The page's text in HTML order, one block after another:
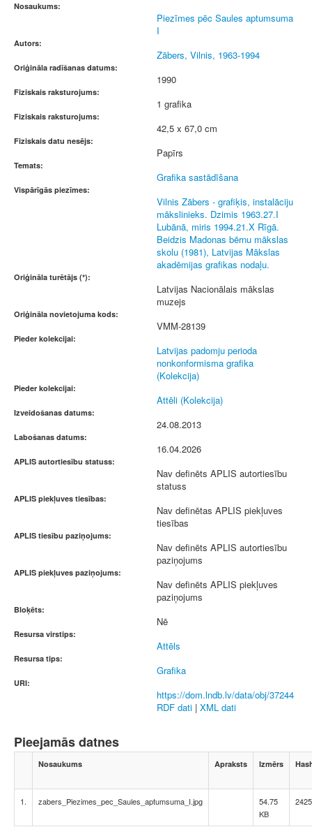
Nosaukums:
Piezīmes pēc Saules aptumsuma
I
Autors:
Zābers, Vilnis, 1963-1994
Oriģināla radīšanas datums:
1990
Fiziskais raksturojums:
1 grafika
Fiziskais raksturojums:
42,5 x 67,0 cm
Fiziskais datu nesējs:
Papīrs
Temats:
Grafika sastādīšana
Vispārīgās piezīmes:
Vilnis Zābers - grafiķis, instalāciju
mākslinieks. Dzimis 1963.27.I
Lubānā, miris 1994.21.X Rīgā.
Beidzis Madonas bērnu mākslas
skolu (1981), Latvijas Mākslas
akadēmijas grafikas nodaļu.
Oriģināla turētājs (*):
Latvijas Nacionālais mākslas
muzejs
Oriģināla novietojuma kods:
VMM-28139
Pieder kolekcijai:
Latvijas padomju perioda
nonkonformisma grafika
(Kolekcija)
Pieder kolekcijai:
Attēli (Kolekcija)
Izveidošanas datums:
24.08.2013
Labošanas datums:
16.04.2026
APLIS autortiesību statuss:
Nav definēts APLIS autortiesību
statuss
APLIS piekļuves tiesības:
Nav definētas APLIS piekļuves
tiesības
APLIS tiesību paziņojums:
Nav definēts APLIS autortiesību
paziņojums
APLIS piekļuves paziņojums:
Nav definēts APLIS piekļuves
paziņojums
Bloķēts:
Nē
Resursa virstips:
Attēls
Resursa tips:
Grafika
URI:
https://dom.lndb.lv/data/obj/37244
RDF dati | XML dati
Pieejamās datnes
Nosaukums Apraksts Izmērs
1. zabers_Piezimes_pec_Saules_aptumsuma_I.jpg
54.75
KB